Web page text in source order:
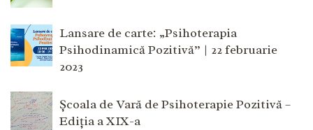
Lansare de carte: „Psihoterapia
Psihodinamică Pozitivă” | 22 februarie
2023
Școala de Vară de Psihoterapie Pozitivă –
Ediția a XIX-a